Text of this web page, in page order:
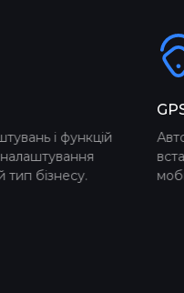
GPS-моніторинг
Автомобілі
встановлених GPS-
мобільних телефонів.